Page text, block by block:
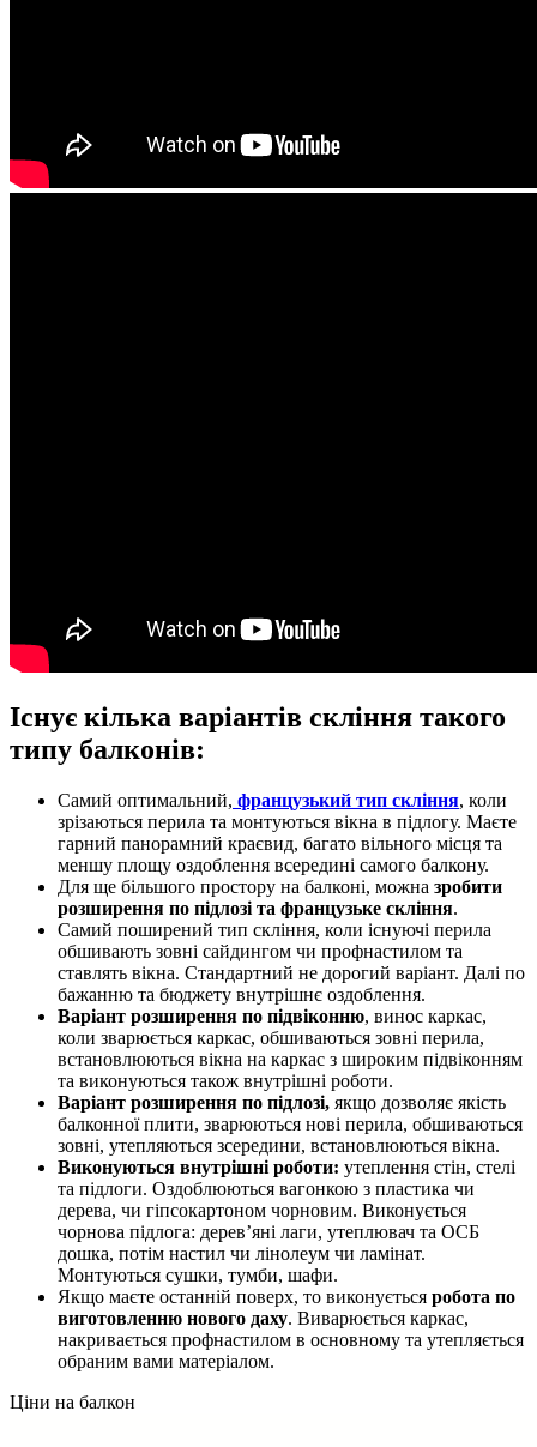
Існує кілька варіантів скління такого
типу балконів:
Самий оптимальний, французький тип скління, коли
зрізаються перила та монтуються вікна в підлогу. Маєте
гарний панорамний краєвид, багато вільного місця та
меншу площу оздоблення всередині самого балкону.
Для ще більшого простору на балконі, можна зробити
розширення по підлозі та французьке скління.
Самий поширений тип скління, коли існуючі перила
обшивають зовні сайдингом чи профнастилом та
ставлять вікна. Стандартний не дорогий варіант. Далі по
бажанню та бюджету внутрішнє оздоблення.
Варіант розширення по підвіконню, винос каркас,
коли зварюється каркас, обшиваються зовні перила,
встановлюються вікна на каркас з широким підвіконням
та виконуються також внутрішні роботи.
Варіант розширення по підлозі, якщо дозволяє якість
балконної плити, зварюються нові перила, обшиваються
зовні, утепляються зсередини, встановлюються вікна.
Виконуються внутрішні роботи: утеплення стін, стелі
та підлоги. Оздоблюються вагонкою з пластика чи
дерева, чи гіпсокартоном чорновим. Виконується
чорнова підлога: дерев’яні лаги, утеплювач та ОСБ
дошка, потім настил чи лінолеум чи ламінат.
Монтуються сушки, тумби, шафи.
Якщо маєте останній поверх, то виконується робота по
виготовленню нового даху. Виварюється каркас,
накривається профнастилом в основному та утепляється
обраним вами матеріалом.
Ціни на балкон